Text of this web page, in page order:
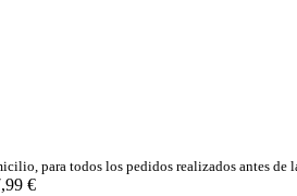
para todos los pedidos realizados antes
€